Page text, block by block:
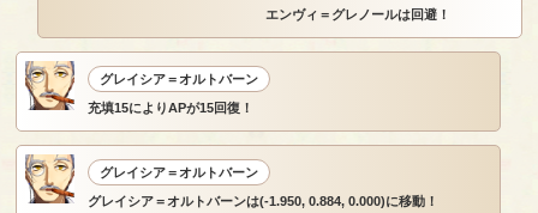
エンヴィ＝グレノールは回避！
グレイシア＝オルトバーン
充填15によりAPが15回復！
グレイシア＝オルトバーン
グレイシア＝オルトバーンは(-1.950, 0.884, 0.000)に移動！